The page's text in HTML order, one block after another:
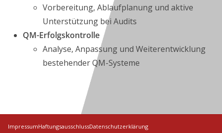
Vorbereitung, Ablaufplanung und aktive
Unterstützung bei Audits
QM-Erfolgskontrolle
Analyse, Anpassung und Weiterentwicklung
bestehender QM-Systeme
ImpressumHaftungsausschlussDatenschutzerklärung